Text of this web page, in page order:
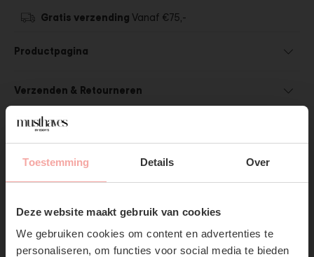
Toestemming Details Over
Deze website maakt gebruik van cookies
We gebruiken cookies om content en advertenties te
personaliseren, om functies voor social media te bieden
SUBSCRIBE NOW & GET
10% OFF YOUR FIRST
ORDER!
Don't miss out on our trendy new drops or exclusive
Gratis verzending Vanaf €75,-
Productpagina
Verzenden & Retourneren
SHOP THE LOOK